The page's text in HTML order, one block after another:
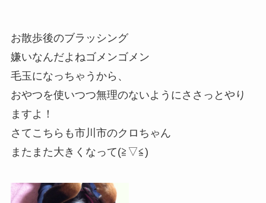
お散歩後のブラッシング
嫌いなんだよねゴメンゴメン
毛玉になっちゃうから、
おやつを使いつつ無理のないようにささっとやり
ますよ！
さてこちらも市川市のクロちゃん
またまた大きくなって(≧▽≦)